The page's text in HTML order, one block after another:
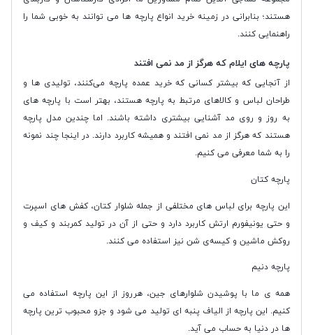
هستند؛ بنابرانی در زمینه خرید انواع پارچه ها می توانند به خوبی شما را
راهنمایی کنند.
پارچه‌ های ایلام که هرگز از مد نمی ‌افتند
از آنجایی که بیشتر کسانی که خرید عمده پارچه می‌کنند، تولیدی ‌ها و
طراحان لباس و کالاهای مرتبط به پارچه هستند،‌ بهتر است با پارچه ‌های
به روز و روی مد آشنایی بیشتری داشته باشند. اما چندین مدل پارچه
هستند که هرگز از مد نمی ‌افتند و همیشه کاربرد دارند. در اینجا چند نمونه
را به شما معرفی می‌ کنیم.
پارچه کتان
این پارچه برای لباس ‌های مختلفی از جمله شلوار کتان، کفش ‌های اسپرت
و حتی یونیفورم ارتش کاربرد دارد و حتی از آن در تولید کمربند و کیف و
روکش ماشین و کیسه‌ی شن نیز استفاده می‌ کنند.
پارچه‌ دنیم
همه ‌ی ما با پوشیدن شلوارهای جین، هرروز از این پارچه استفاده می
‌کنیم. این پارچه از الیاف پنبه ‌ای تولید می ‌شود و جزو محبوب ‌ترین پارچه
‌ها در دنیا به حساب می ‌آید.